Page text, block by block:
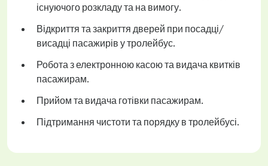
існуючого розкладу та на вимогу.
Відкриття та закриття дверей при посадці/
висадці пасажирів у тролейбус.
Робота з електронною касою та видача квитків
пасажирам.
Прийом та видача готівки пасажирам.
Підтримання чистоти та порядку в тролейбусі.